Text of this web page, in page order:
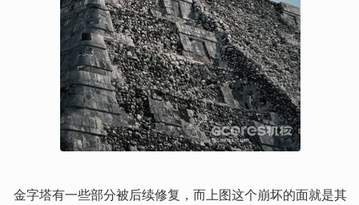
金字塔有一些部分被后续修复，而上图这个崩坏的面就是其